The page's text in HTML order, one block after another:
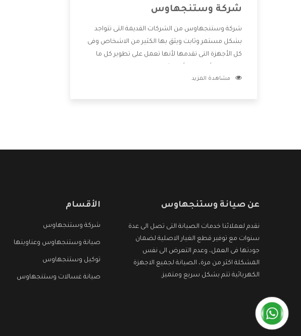
شركة وستنجهاوس
شركة وستنجهاوس من الشركات القديمة التى تتواجد
بشكل مستمر وثابت ويثق بها الكثير من الاشخاص وفى
كل الأجهزة التى تقدمها لأنها تعمل على تطوير كل ما
أفضل خدمات ما بعد البيع مع المنتجات وتقدم للعملاء
مشاهدة المزيد
عن صيانة وستنجهاوس
نقدم لعملائنا خدمات الصيانة التى تصل الى عدة
سنوات مع توفير قطع الغيار الاصلية لضمان
جودتها فى العمل، وعدم التعرض الى نفس
المشكلة اكثر من مرة، الصيانة لجميع الاجهزة
الكهربائية تتم بشكل سريع ومتميز.
الأقسام
شركة وستنجهاوس
صيانة وستنجهاوس وعناوينها
توكيل وستنجهاوس
صيانة غسالات وستنجهاوس